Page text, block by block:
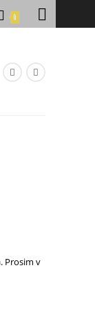
0 Toggle
search
Prosim v